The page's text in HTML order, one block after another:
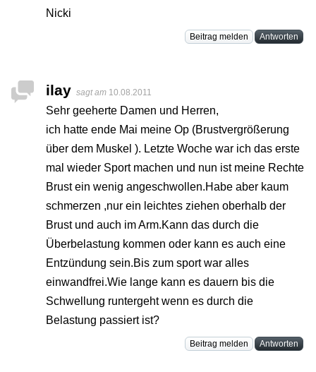
Nicki
Beitrag melden Antworten
ilay sagt am 10.08.2011
Sehr geeherte Damen und Herren,
ich hatte ende Mai meine Op (Brustvergrößerung
über dem Muskel ). Letzte Woche war ich das erste
mal wieder Sport machen und nun ist meine Rechte
Brust ein wenig angeschwollen.Habe aber kaum
schmerzen ,nur ein leichtes ziehen oberhalb der
Brust und auch im Arm.Kann das durch die
Überbelastung kommen oder kann es auch eine
Entzündung sein.Bis zum sport war alles
einwandfrei.Wie lange kann es dauern bis die
Schwellung runtergeht wenn es durch die
Belastung passiert ist?
Beitrag melden Antworten